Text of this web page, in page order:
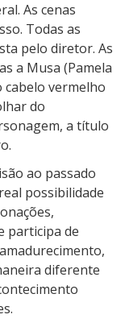
As cenas
Todas as
pelo diretor. As
a Musa (Pamela
cabelo vermelho
do
a título
ao passado
possibilidade
participa de
diferente